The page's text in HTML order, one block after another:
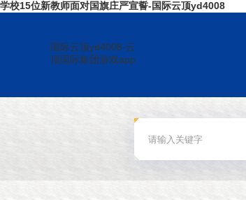
学校15位新教师面对国旗庄严宣誓-国际云顶yd4008
国际云顶yd4008-云
顶国际集团游戏app